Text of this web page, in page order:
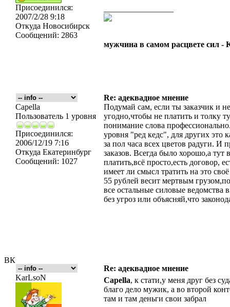
ВК
Присоединился:
2007/2/28 9:18
Откуда Новосибирск
Сообщений: 2863
мужчина в самом расцвете сил -
Re: адеквадное мнение
Capella
Пользователь 1 уровня
Присоединился:
2006/12/19 7:16
Откуда Екатеринбург
Сообщений: 1027
Подумай сам, если ты заказчик и
угодно,чтобы не платить и толку
понимание слова
уровня "ред кедс", для других это
за пол часа всех цветов радуги. И
заказов. Всегда было хорошо,а тут
платить,всё просто,есть договор,
имеет ли смысл тратить на это
55 рублей весит мертвым
все остальные силовые ведомства
без угроз или объясняй,что
Re: адеквадное мнение
KarLsoN
Capella, к стати,у меня друг без
благо дело мужик, а во второй
там и там деньги свои забрал